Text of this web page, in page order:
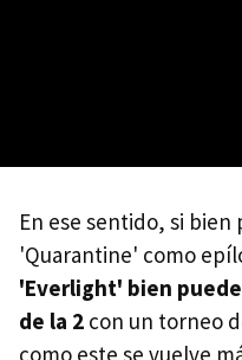
En ese sentido, si
'Quarantine' como
'Everlight' bien
de la 2 con un torneo